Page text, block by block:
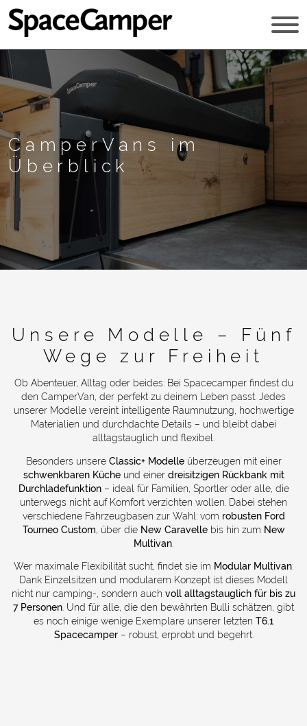
CamperVans im
Überblick
Unsere Modelle – Fünf
Wege zur Freiheit
Ob Abenteuer, Alltag oder beides: Bei Spacecamper findest du
den CamperVan, der perfekt zu deinem Leben passt. Jedes
unserer Modelle vereint intelligente Raumnutzung, hochwertige
Materialien und durchdachte Details – und bleibt dabei
alltagstauglich und flexibel.
Besonders unsere Classic+ Modelleüberzeugen mit einer
schwenkbaren Kücheund einer dreisitzigen Rückbank mit
Durchladefunktion– ideal für Familien, Sportler oder alle, die
unterwegs nicht auf Komfort verzichten wollen. Dabei stehen
verschiedene Fahrzeugbasen zur Wahl: vom robusten Ford
Tourneo Custom, über die New Caravellebis hin zum New
Multivan
Wer maximale Flexibilität sucht, findet sie im Modular Multivan:
Dank Einzelsitzen und modularem Konzept ist dieses Modell
nicht nur camping-, sondern auch voll alltagstauglich für bis zu
7 Personen . Und für alle, die den bewährten Bulli schätzen, gibt
es noch einige wenige Exemplare unserer letzten T6.1
Spacecamper– robust, erprobt und begehrt.